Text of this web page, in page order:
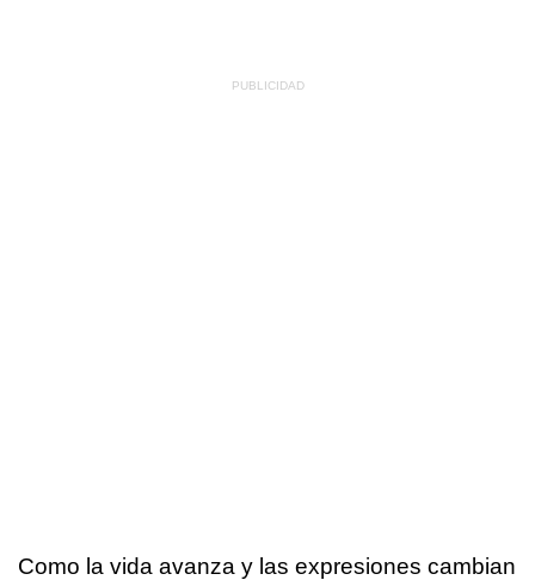
Como la vida avanza y las expresiones cambian